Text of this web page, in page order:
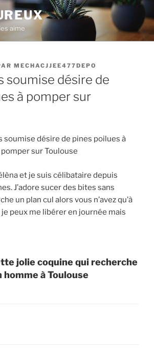
aime
MECHACJJEE477DEPO
soumise désire de
à pomper sur
et je suis célibataire depuis
J’adore sucer des bites sans
un plan cul alors vous n’avez qu’à
peux me libérer en journée mais
jolie coquine qui recherche
homme à Toulouse